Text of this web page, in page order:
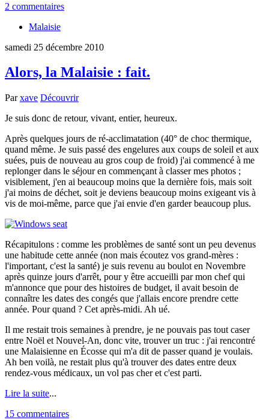
2 commentaires
Malaisie
samedi 25 décembre 2010
Alors, la Malaisie : fait.
Parxave Découvrir
Je suis donc de retour, vivant, entier, heureux.
Après quelques jours de ré-acclimatation (40° de choc thermique,
quand même. Je suis passé des engelures aux coups de soleil et aux
suées, puis de nouveau au gros coup de froid) j'ai commencé à me
replonger dans le séjour en commençant à classer mes photos ;
visiblement, j'en ai beaucoup moins que la dernière fois, mais soit
j'ai moins de déchet, soit je deviens beaucoup moins exigeant vis à
vis de moi-même, parce que j'ai envie d'en garder beaucoup plus.
Récapitulons : comme les problèmes de santé sont un peu devenus
une habitude cette année (non mais écoutez vos grand-mères :
l'important, c'est la santé) je suis revenu au boulot en Novembre
après quinze jours d'arrêt, pour y être accueilli par mon chef qui
m'annonce que pour des histoires de budget, il avait besoin de
connaître les dates des congés que j'allais encore prendre cette
année. Pour quand ? Cet après-midi. Ah ué.
Il me restait trois semaines à prendre, je ne pouvais pas tout caser
entre Noël et Nouvel-An, donc vite, trouver un truc : j'ai rencontré
une Malaisienne en Écosse qui m'a dit de passer quand je voulais.
Ah ben voilà, ne restait plus qu'à trouver des dates entre deux
rendez-vous médicaux, un vol pas cher et c'est parti.
Lire la suite...
15 commentaires